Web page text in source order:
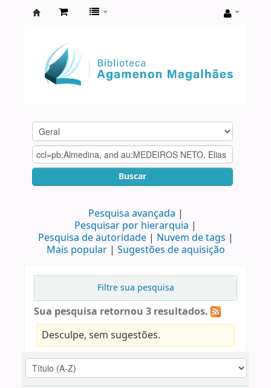
Agamenon
Magalhães
Buscar
Pesquisa avançada
Pesquisar por hierarquia
Pesquisa de autoridade
Nuvem de tags
Mais popular
Sugestões de aquisição
Filtre sua pesquisa
Sua pesquisa retornou 3 resultados.
Desculpe, sem sugestões.